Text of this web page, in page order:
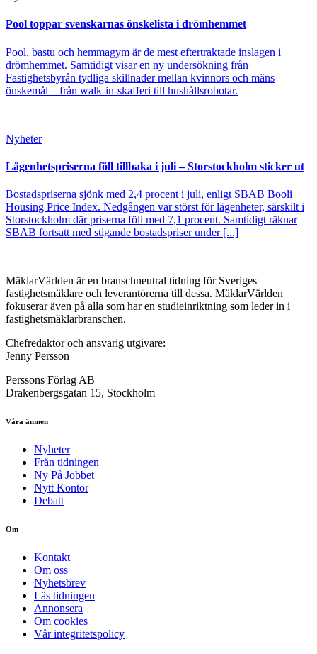
Pool toppar svenskarnas önskelista i drömhemmet
Pool, bastu och hemmagym är de mest eftertraktade inslagen i
drömhemmet. Samtidigt visar en ny undersökning från
Fastighetsbyrån tydliga skillnader mellan kvinnors och mäns
önskemål – från walk-in-skafferi till hushållsrobotar.
Nyheter
Lägenhetspriserna föll tillbaka i juli – Storstockholm sticker ut
Bostadspriserna sjönk med 2,4 procent i juli, enligt SBAB Booli
Housing Price Index. Nedgången var störst för lägenheter, särskilt i
Storstockholm där priserna föll med 7,1 procent. Samtidigt räknar
SBAB fortsatt med stigande bostadspriser under [...]
MäklarVärlden är en branschneutral tidning för Sveriges
fastighetsmäklare och leverantörerna till dessa. MäklarVärlden
fokuserar även på alla som har en studieinriktning som leder in i
fastighetsmäklarbranschen.
Chefredaktör och ansvarig utgivare:
Jenny Persson
Perssons Förlag AB
Drakenbergsgatan 15, Stockholm
Våra ämnen
Nyheter
Från tidningen
Ny På Jobbet
Nytt Kontor
Debatt
Om
Kontakt
Om oss
Nyhetsbrev
Läs tidningen
Annonsera
Om cookies
Vår integritetspolicy